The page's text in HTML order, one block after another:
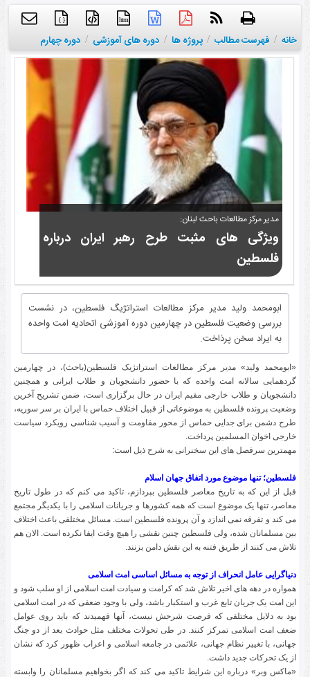
htm
{ }
خانه / فهرست مطالب / پروژه ها / دوره های آموزشی / دوره چهارم
مدیر مرکز مطالعات باحث لبنان:
ویژگی های مثبت طرح رهبر ایران درباره
فلسطین
ابومحمد ولید مدیر مرکز مطالعات استراتژیگ فلسطین، در نشست
بررسی وضعیت فلسطین در چهارمین دوره آموزشی اتحادیه امت واحده
به ایراد سخن پرذاخت.
«ابومحمد ولید» مدیر مرکز مطالعات استراتژیک فلسطین(باحث)، در چهارمین
گردهمایی سالانه امت واحده که با حضور دانشجویان و طلاب ایرانی و همچنین
دانشجویان و طلاب خارجی مقیم ایران در حال برگزاری است، ضمن تشریح آخرین
وضعیت پرونده فلسطین به موضوعاتی از قبیل اختلاف حماس با ایران بر سر سوریه،
طرح دشمن برای جدایی حماس از محور مقاومت و آسیب شناسی رویکرد سیاست
خارجی اخوان المسلمین پرداخت.
مهمترین سرفصل های این سخنرانی به شرح ذیل است:
فلسطین؛ تنها موضوع مورد اتفاق جهان اسلام
قبل از این که به تاریخ معاصر فلسطین بپردازم، تاکید می کنم که در طول تاریخ
معاصر، تنها یک موضوع است که همه کشورها و جریانات اسلامی را با یکدیگر مجتمع
می کند و تفرقه نمی اندازد و آن پرونده فلسطین است. مسائل مختلفی باعث اختلاف
بین مسلمانان شده، ولی فلسطین چنین نقشی را هیچ وقت ایفا نکرده است. الان هم
تلاش می کنند از طریق فتنه به این نقش دامن بزنند.
دنیاگرایی عامل انحراف از توجه به مسائل اساسی امت اسلامی
همواره در دهه های اخیر تلاش شد که کرامت و سیادت امت اسلامی از او سلب شود و
این امت یک جریان تابع غرب و استکبار باشد، ولی با وجود ضعفی که در امت اسلامی
بود به دلایل مختلفی که فرصت شرحش نیست، آنها فهمیدند که باید روی عوامل
ضعف امت اسلامی تمرکز کنند. در طی تحولات مختلف مثل حوادث بعد از دو جنگ
جهانی، با تغییر نظام جهانی، علائمی در جامعه اسلامی و اعراب ظهور کرد که نشان
از یک تحرکات جدید داشت.
«ماکس وبر» درباره این شرایط تاکید می کند که اگر بخواهیم مسلمانان را وابسته